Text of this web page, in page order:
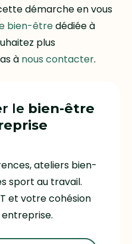
démarche en vous
bien-êtredédiée à
plus
à nous contacter.
le bien-être
ateliers bien-
sport au travail.
et votre cohésion
entreprise.